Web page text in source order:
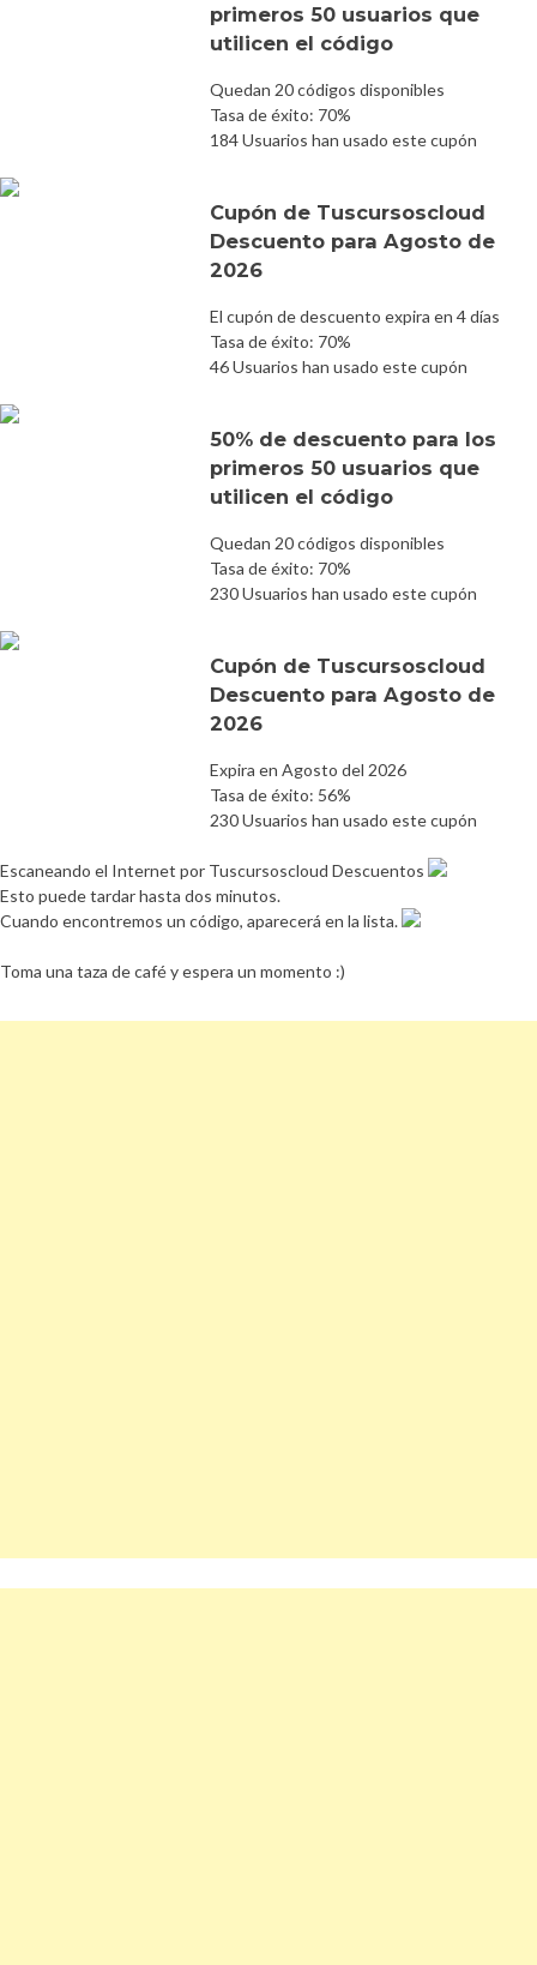
primeros 50 usuarios que
utilicen el código
Quedan 20 códigos disponibles
Tasa de éxito: 70%
184 Usuarios han usado este cupón
Cupón de Tuscursoscloud
Descuento para Agosto de
2026
El cupón de descuento expira en 4 días
Tasa de éxito: 70%
46 Usuarios han usado este cupón
50% de descuento para los
primeros 50 usuarios que
utilicen el código
Quedan 20 códigos disponibles
Tasa de éxito: 70%
230 Usuarios han usado este cupón
Cupón de Tuscursoscloud
Descuento para Agosto de
2026
Expira en Agosto del 2026
Tasa de éxito: 56%
230 Usuarios han usado este cupón
Escaneando el Internet por Tuscursoscloud Descuentos
Esto puede tardar hasta dos minutos.
Cuando encontremos un código, aparecerá en la lista.
Toma una taza de café y espera un momento :)